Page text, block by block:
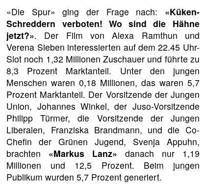
«Die Spur» ging der Frage nach: «Küken-
Schreddern verboten! Wo sind die Hähne
jetzt?». Der Film von Alexa Ramthun und
Verena Sieben interessierten auf dem 22.45 Uhr-
Slot noch 1,32 Millionen Zuschauer und führte zu
8,3 Prozent Marktanteil. Unter den jungen
Menschen waren 0,18 Millionen, das waren 5,7
Prozent Marktanteil. Der Vorsitzende der Jungen
Union, Johannes Winkel, der Juso-Vorsitzende
Philipp Türmer, die Vorsitzende der Jungen
Liberalen, Franziska Brandmann, und die Co-
Chefin der Grünen Jugend, Svenja Appuhn,
brachten «Markus Lanz» danach nur 1,19
Millionen und 12,5 Prozent. Beim jungen
Publikum wurden 5,7 Prozent generiert.